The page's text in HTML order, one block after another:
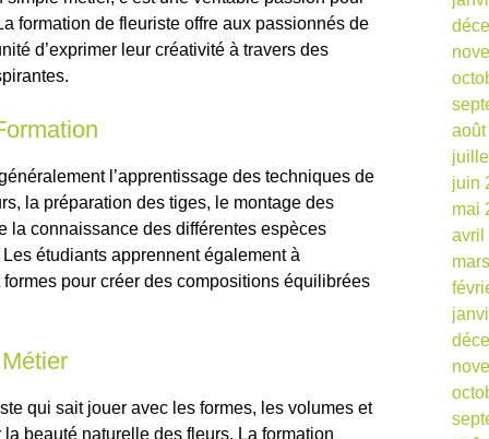
formation de fleuriste offre aux passionnés de
d’exprimer leur créativité à travers des
l’apprentissage des techniques de
la préparation des tiges, le montage des
la connaissance des différentes espèces
étudiants apprennent également à
pour créer des compositions équilibrées
qui sait jouer avec les formes, les volumes et
beauté naturelle des fleurs. La formation
juin
mai
avril